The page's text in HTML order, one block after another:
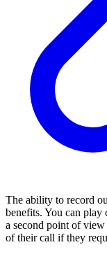
The ability to record
benefits. You can play
a second point of
of their call if they